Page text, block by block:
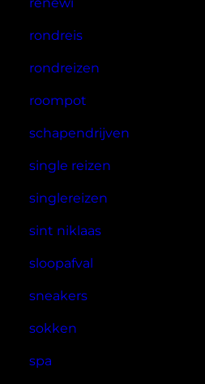
rondreis
rondreizen
roompot
schapendrijven
single reizen
singlereizen
sint niklaas
sloopafval
sneakers
sokken
spa